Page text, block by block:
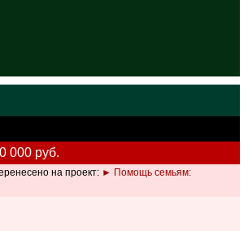
000 руб.
на проект: ► Помощь семьям: